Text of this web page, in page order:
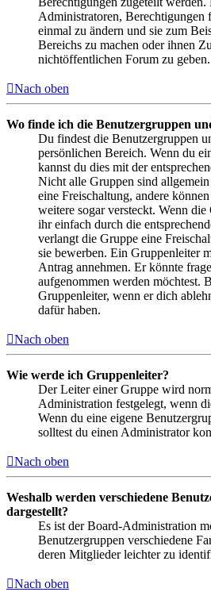
Administratoren, Berechtigungen
einmal zu ändern und sie zum
Bereichs zu machen oder ihnen
nichtöffentlichen Forum zu geben.
Nach oben
Wo finde ich die Benutzergruppen
Du findest die Benutzergruppen
persönlichen Bereich. Wenn du
kannst du dies mit der
Nicht alle Gruppen sind
eine Freischaltung, andere
weitere sogar versteckt. Wenn
ihr einfach durch die
verlangt die Gruppe eine
sie bewerben. Ein Gruppenleiter
Antrag annehmen. Er könnte
aufgenommen werden möchtest.
Gruppenleiter, wenn er dich
dafür haben.
Nach oben
Wie werde ich Gruppenleiter?
Der Leiter einer Gruppe wird
Administration festgelegt, wenn
Wenn du eine eigene
solltest du einen Administrator
Nach oben
Weshalb werden verschiedene
dargestellt?
Es ist der Board-Administration
Benutzergruppen verschiedene
deren Mitglieder leichter zu
Nach oben